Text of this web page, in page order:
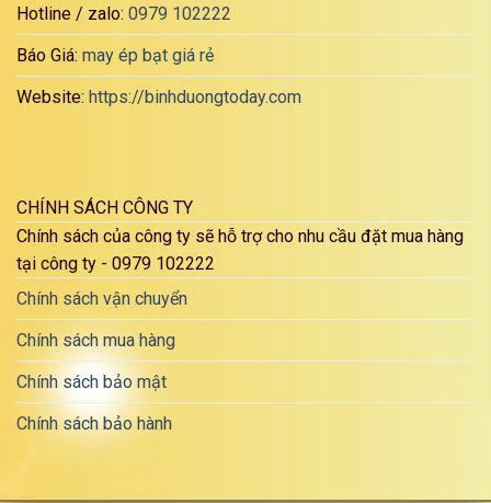
Hotline / zalo: 0979 102222
Báo Giá: may ép bạt giá rẻ
Website: https://binhduongtoday.com
CHÍNH SÁCH CÔNG TY
Chính sách của công ty sẽ hỗ trợ cho nhu cầu đặt mua hàng
tại công ty - 0979 102222
Chính sách vận chuyển
Chính sách mua hàng
Chính sách bảo mật
Chính sách bảo hành